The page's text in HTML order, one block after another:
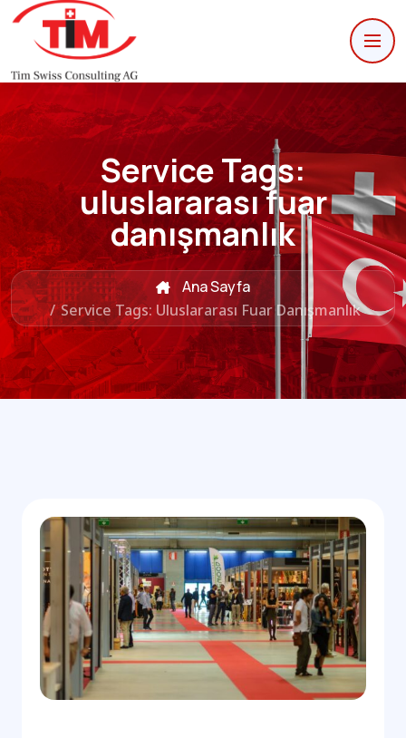
Service Tags:
uluslararası fuar
danışmanlık
Ana Sayfa
/Service Tags: Uluslararası Fuar Danışmanlık